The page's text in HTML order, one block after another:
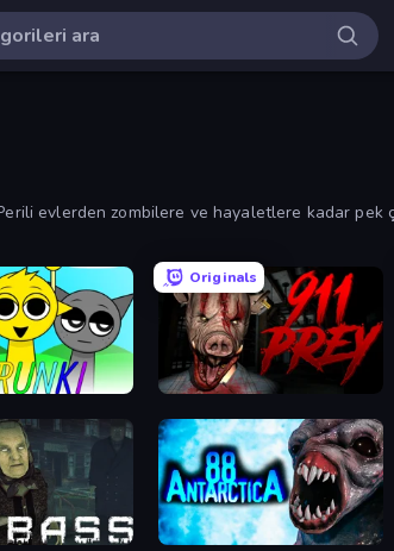
evlerden zombilere ve hayaletlere kadar pek
Originals
911: Prey
Antarctica 88